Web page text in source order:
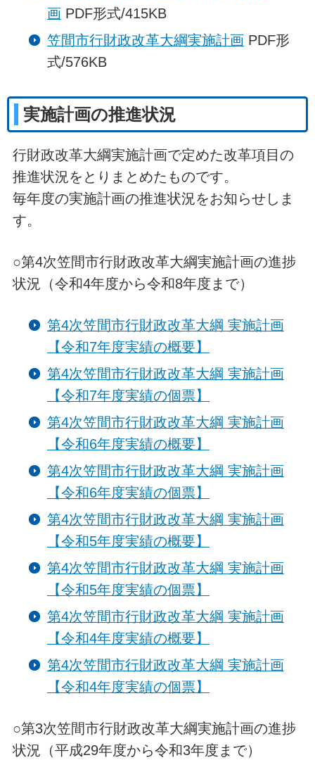
画PDF形式/415KB
笠間市行財政改革大綱実施計画PDF形
式/576KB
実施計画の推進状況
行財政改革大綱実施計画で定めた改革項目の
推進状況をとりまとめたものです。
毎年度の実施計画の推進状況をお知らせしま
す。
○第4次笠間市行財政改革大綱実施計画の進捗
状況（令和4年度から令和8年度まで）
第4次笠間市行財政改革大綱 実施計画
【令和7年度実績の概要】
第4次笠間市行財政改革大綱 実施計画
【令和7年度実績の個票】
第4次笠間市行財政改革大綱 実施計画
【令和6年度実績の概要】
第4次笠間市行財政改革大綱 実施計画
【令和6年度実績の個票】
第4次笠間市行財政改革大綱 実施計画
【令和5年度実績の概要】
第4次笠間市行財政改革大綱 実施計画
【令和5年度実績の個票】
第4次笠間市行財政改革大綱 実施計画
【令和4年度実績の概要】
第4次笠間市行財政改革大綱 実施計画
【令和4年度実績の個票】
○第3次笠間市行財政改革大綱実施計画の進捗
状況（平成29年度から令和3年度まで）